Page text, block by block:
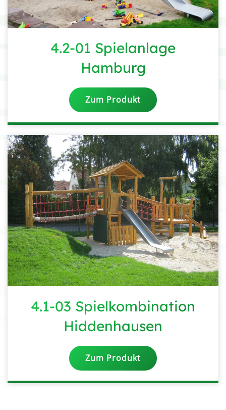
4.2-01 Spielanlage
Hamburg
Zum Produkt
4.1-03 Spielkombination
Hiddenhausen
Zum Produkt